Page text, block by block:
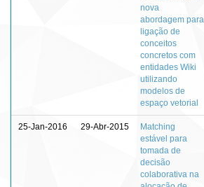
nova
abordagem para
ligação de
conceitos
concretos com
entidades Wiki
utilizando
modelos de
espaço vetorial
25-Jan-2016 29-Abr-2015
Matching
estável para
tomada de
decisão
colaborativa na